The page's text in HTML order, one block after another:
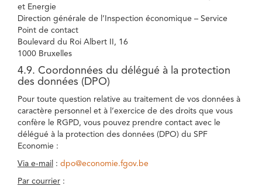
et Energie
Direction générale de l’Inspection économique – Service
Point de contact
Boulevard du Roi Albert II, 16
1000 Bruxelles
4.9. Coordonnées du délégué à la protection
des données (DPO)
Pour toute question relative au traitement de vos données à
caractère personnel et à l’exercice de des droits que vous
confère le RGPD, vous pouvez prendre contact avec le
délégué à la protection des données (DPO) du SPF
Economie :
Via e-mail : dpo@economie.fgov.be
Par courrier :